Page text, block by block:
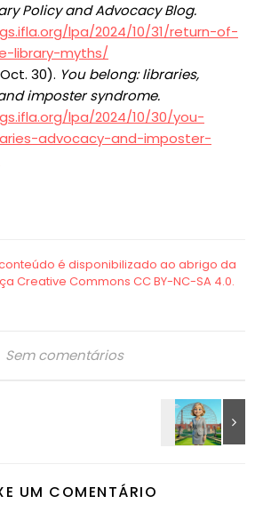
Policy and Advocacy Blog.
lpa/2024/10/31/return-of-
library-myths/
30). You belong: libraries,
imposter syndrome.
lpa/2024/10/30/you-
advocacy-and-imposter-
Sem comentários
UM COMENTÁRIO